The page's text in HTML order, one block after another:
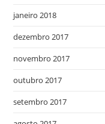
janeiro 2018
dezembro 2017
novembro 2017
outubro 2017
setembro 2017